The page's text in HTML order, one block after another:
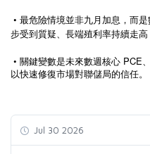
• 最危險情境並非九月加息，而
步受到質疑、長端殖利率持續走
• 關鍵變數是未來數週核心 PCE
以快速修復市場對聯儲局的信任。
Jul 30 2026